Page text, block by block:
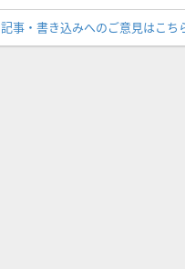
記事・書き込みへのご意見はこち